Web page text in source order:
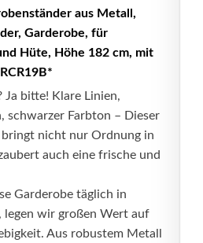
aus Metall,
Garderobe, für
Hüte, Höhe 182 cm, mit
Ja bitte! Klare Linien,
schwarzer Farbton – Dieser
nicht nur Ordnung in
auch eine frische und
Garderobe täglich in
legen wir großen Wert auf
Aus robustem Metall